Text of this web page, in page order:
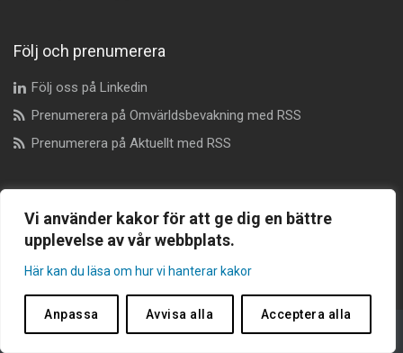
Vi använder kakor för att ge dig en bättre
upplevelse av vår webbplats.
Här kan du läsa om hur vi hanterar kakor
Anpassa Avvisa alla Acceptera alla
Följ och prenumerera
Följ oss på Linkedin
Prenumerera på Omvärldsbevakning med RSS
Prenumerera på Aktuellt med RSS
Dataskyddsombud
dataskyddsombudet@genteknik.se